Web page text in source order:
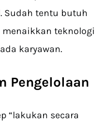
Sudah tentu butuh
teknologi
karyawan.
Pengelolaan
“lakukan secara